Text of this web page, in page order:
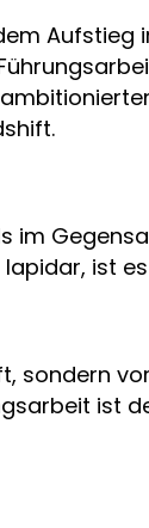
Aufstieg
im
ist
sondern
ist